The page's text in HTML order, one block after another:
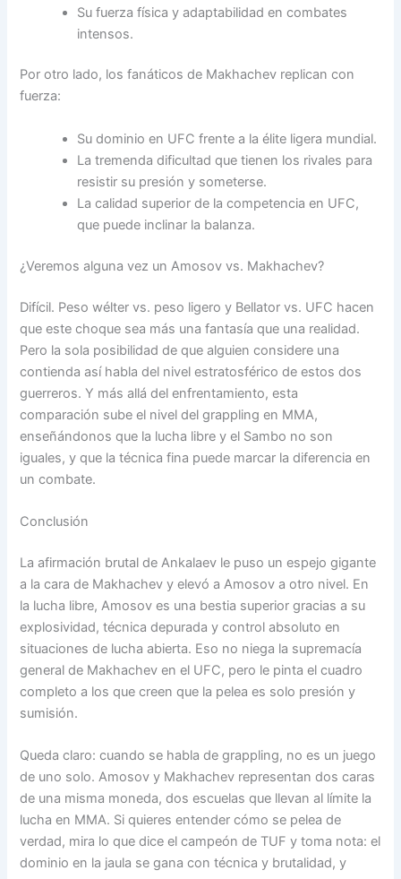
Su fuerza física y adaptabilidad en combates
intensos.
Por otro lado, los fanáticos de Makhachev replican con
fuerza:
Su dominio en UFC frente a la élite ligera mundial.
La tremenda dificultad que tienen los rivales para
resistir su presión y someterse.
La calidad superior de la competencia en UFC,
que puede inclinar la balanza.
¿Veremos alguna vez un Amosov vs. Makhachev?
Difícil. Peso wélter vs. peso ligero y Bellator vs. UFC hacen
que este choque sea más una fantasía que una realidad.
Pero la sola posibilidad de que alguien considere una
contienda así habla del nivel estratosférico de estos dos
guerreros. Y más allá del enfrentamiento, esta
comparación sube el nivel del grappling en MMA,
enseñándonos que la lucha libre y el Sambo no son
iguales, y que la técnica fina puede marcar la diferencia en
un combate.
Conclusión
La afirmación brutal de Ankalaev le puso un espejo gigante
a la cara de Makhachev y elevó a Amosov a otro nivel. En
la lucha libre, Amosov es una bestia superior gracias a su
explosividad, técnica depurada y control absoluto en
situaciones de lucha abierta. Eso no niega la supremacía
general de Makhachev en el UFC, pero le pinta el cuadro
completo a los que creen que la pelea es solo presión y
sumisión.
Queda claro: cuando se habla de grappling, no es un juego
de uno solo. Amosov y Makhachev representan dos caras
de una misma moneda, dos escuelas que llevan al límite la
lucha en MMA. Si quieres entender cómo se pelea de
verdad, mira lo que dice el campeón de TUF y toma nota: el
dominio en la jaula se gana con técnica y brutalidad, y